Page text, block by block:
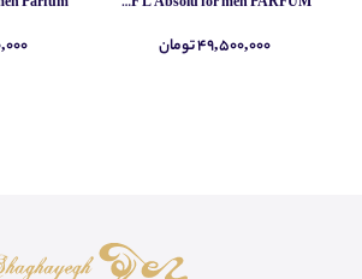
۴۹,۵۰۰,۰۰۰ تومان